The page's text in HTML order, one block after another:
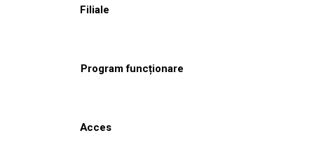
Filiale
Program funcționare
Acces